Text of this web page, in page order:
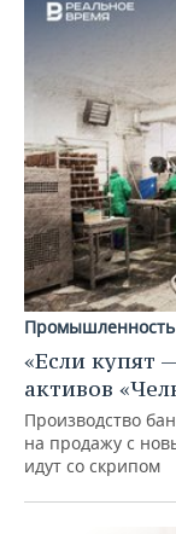
Промышленность
«Если купят
активов
Производство
на продажу с
идут со скрипом